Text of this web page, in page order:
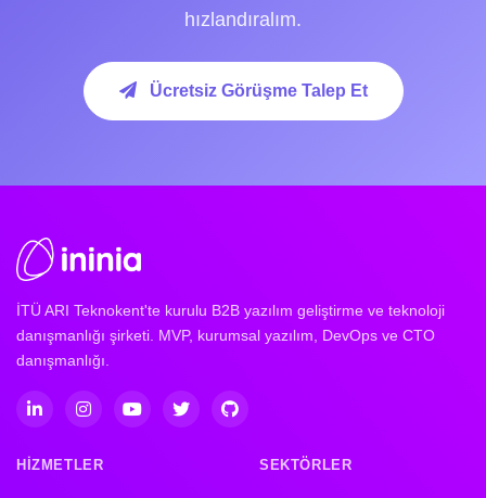
hızlandıralım.
Ücretsiz Görüşme Talep Et
İTÜ ARI Teknokent'te kurulu B2B yazılım geliştirme ve teknoloji
danışmanlığı şirketi. MVP, kurumsal yazılım, DevOps ve CTO
danışmanlığı.
HIZMETLER SEKTÖRLER